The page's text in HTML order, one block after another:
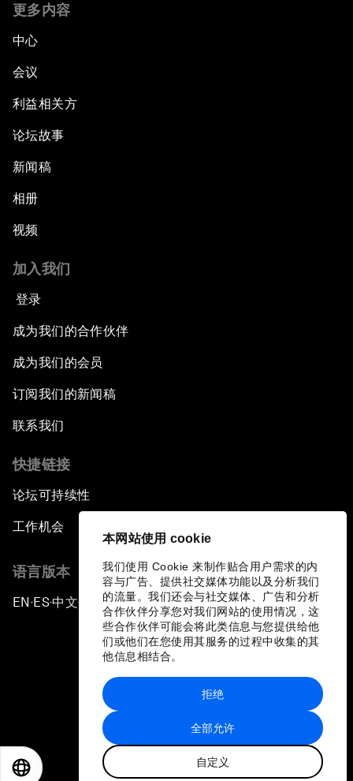
本网站使用 cookie
我们使用 Cookie 来制作贴合用户需求的内
容与广告、提供社交媒体功能以及分析我们
的流量。我们还会与社交媒体、广告和分析
合作伙伴分享您对我们网站的使用情况，这
些合作伙伴可能会将此类信息与您提供给他
们或他们在您使用其服务的过程中收集的其
他信息相结合。
全部允许
自定义
拒绝
更多内容
中心
会议
利益相关方
论坛故事
新闻稿
相册
视频
加入我们
登录
成为我们的合作伙伴
成为我们的会员
订阅我们的新闻稿
联系我们
快捷链接
论坛可持续性
工作机会
语言版本
EN ▪ES▪中文▪ 日本語
站点地图
世界经济论坛